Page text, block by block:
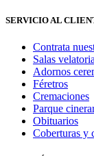
SERVICIO AL
Contrata
Salas
Adornos
Féretros
Cremaciones
Parque
Obituarios
Coberturas y